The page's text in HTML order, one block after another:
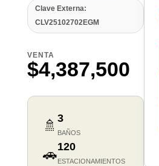
Clave Externa:
CLV25102702EGM
VENTA
$4,387,500
🚿 3
BAÑOS
🚗120
ESTACIONAMIENTOS